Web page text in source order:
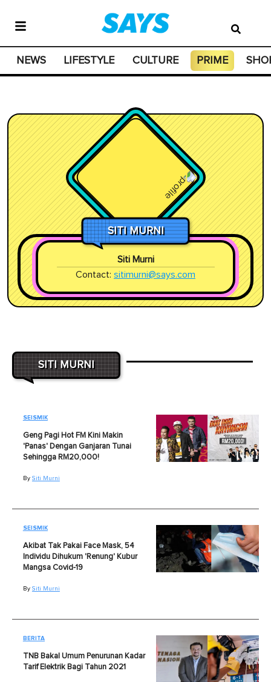
NEWS LIFESTYLE CULTURE PRIME
SITI MURNI
Siti Murni
Contact: sitimurni@says.com
SITI MURNI
SEISMIK
Geng Pagi Hot FM Kini Makin
'Panas' Dengan Ganjaran Tunai
Sehingga RM20,000!
By Siti Murni
SEISMIK
Akibat Tak Pakai Face Mask, 54
Individu Dihukum 'Renung' Kubur
Mangsa Covid-19
By Siti Murni
BERITA
TNB Bakal Umum Penurunan Kadar
Tarif Elektrik Bagi Tahun 2021